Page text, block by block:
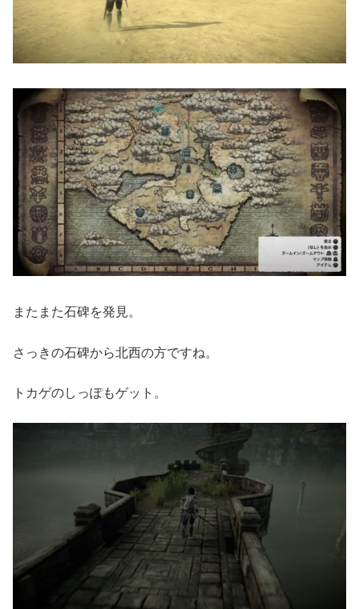
またまた石碑を発見。
さっきの石碑から北西の方ですね。
トカゲのしっぽもゲット。